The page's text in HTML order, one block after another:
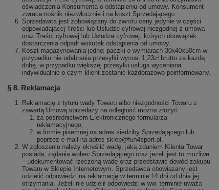
oświadczenia Konsumenta o odstąpieniu od umowy. Konsument
zwraca nośnik niezwłocznie i na koszt Sprzedającego.
Sprzedawca jest zobowiązany do zwrotu ceny jedynie w części
odpowiadającej Treści lub Usłudze cyfrowej niezgodnej z umową
oraz Treści cyfrowej lub Usłudze cyfrowej, których obowiązek
dostarczenia odpadł wskutek odstąpienia od umowy.
Koszt magazynowania jednej paczki o wymiarach 30x40x50cm w
przypadku nie odebrania przesyłki wynosi 1,23zł brutto za każdą
dobę, w przypadku większej przesyłki usługa wyceniana
indywidualnie o czym klient zostanie każdorazowo poinformowany.
§ 8. Reklamacja
Reklamację z tytułu wady Towaru albo niezgodności Towaru z
zawartą Umową sprzedaży na odległość można złożyć:
za pośrednictwem Elektronicznego formularza
reklamacyjnego;
w formie pisemnej na adres siedziby Sprzedającego lub
poprzez e-mail na adres sklep@fun4sport.pl.
W zgłoszeniu należy określić wadę, jaką zdaniem Klienta Towar
posiada, żądania wobec Sprzedającego oraz jeżeli jest to możliwe
– udokumentować rzeczoną wadę oraz przedstawić dowód zakupu
Towaru w Sklepie Internetowym. Sprzedawca obowiązany jest
udzielić odpowiedzi na reklamację w terminie 14 dni od dnia jej
otrzymania. Jeżeli nie udzielił odpowiedzi w ww. terminie uważa